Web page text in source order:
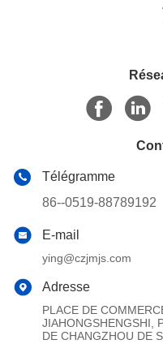
Télégramme
86--0519-88789192
E-mail
ying@czjmjs.com
Adresse
PLACE DE
JIAHONGSHENGSHI,
DE CHANGZHOU DE